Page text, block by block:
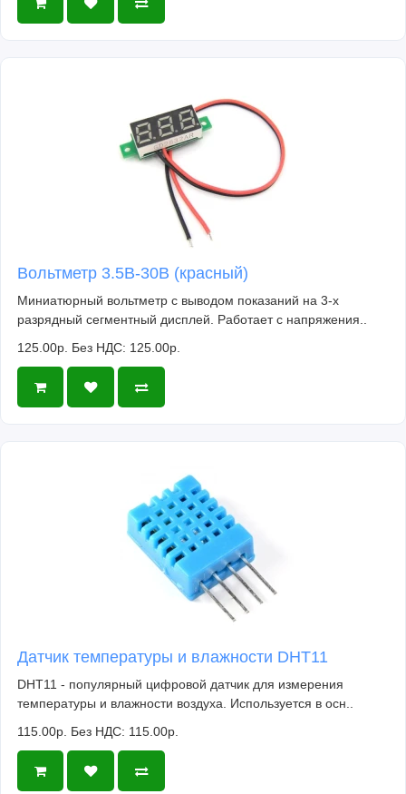
Вольтметр 3.5В-30В (красный)
Миниатюрный вольтметр с выводом показаний на 3-х
разрядный сегментный дисплей. Работает с напряжения..
125.00р. Без НДС: 125.00р.
Датчик температуры и влажности DHT11
DHT11 - популярный цифровой датчик для измерения
температуры и влажности воздуха. Используется в осн..
115.00р. Без НДС: 115.00р.